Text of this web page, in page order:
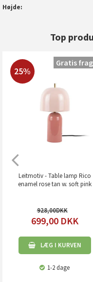
Højde
Top
25%
Leitmotiv - Table lamp Rico
enamel rose tan w. soft pink
928,00
699,00 DKK
LÆG I KURVEN
1-2 dage
Gratis